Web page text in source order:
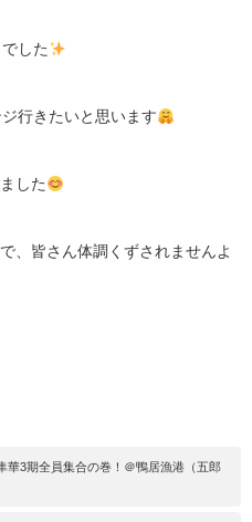
した
行きたいと思います
した
、皆さん体調くずされませんよ
華3期全員集合の巻！＠鴨居漁港（五郎